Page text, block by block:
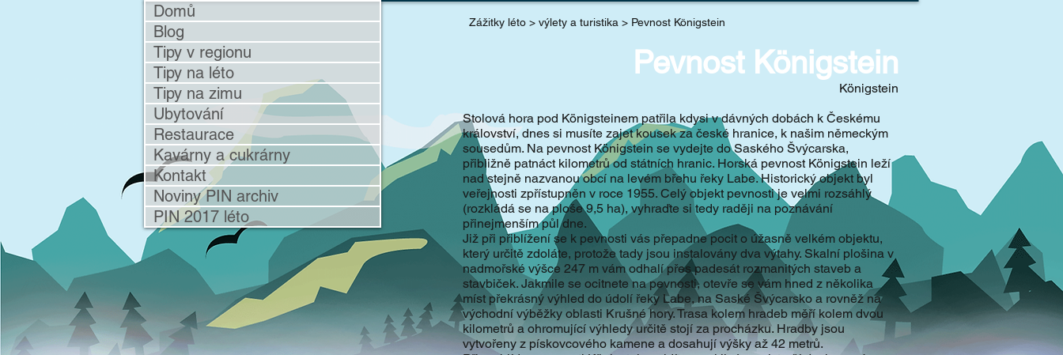
Pevnost Königstein
Königstein
Stolová hora pod Königsteinem patřila kdysi v dávných dobách k Českému
království, dnes si musíte zajet kousek za české hranice, k našim německým
sousedům. Na pevnost Königstein se vydejte do Saského Švýcarska,
přibližně patnáct kilometrů od státních hranic. Horská pevnost Königstein leží
nad stejně nazvanou obcí na levém břehu řeky Labe. Historický objekt byl
veřejnosti zpřístupněn v roce 1955. Celý objekt pevnosti je velmi rozsáhlý
(rozkládá se na ploše 9,5 ha), vyhraďte si tedy raději na poznávání
přinejmenším půl dne.
Již při přiblížení se k pevnosti vás přepadne pocit o úžasně velkém objektu,
který určitě zdoláte, protože tady jsou instalovány dva výtahy. Skalní plošina v
nadmořské výšce 247 m vám odhalí přes padesát rozmanitých staveb a
stavbiček. Jakmile se ocitnete na pevnosti, otevře se vám hned z několika
míst překrásný výhled do údolí řeky Labe, na Saské Švýcarsko a rovněž na
východní výběžky oblasti Krušné hory. Trasa kolem hradeb měří kolem dvou
kilometrů a ohromující výhledy určitě stojí za procházku. Hradby jsou
vytvořeny z pískovcového kamene a dosahují výšky až 42 metrů.
Zážitky léto > výlety a turistika > Pevnost Königstein
Domů
Blog
Tipy v regionu
Tipy na léto
Tipy na zimu
Ubytování
Restaurace
Kavárny a cukrárny
Kontakt
Noviny PIN archiv
PIN 2017 léto